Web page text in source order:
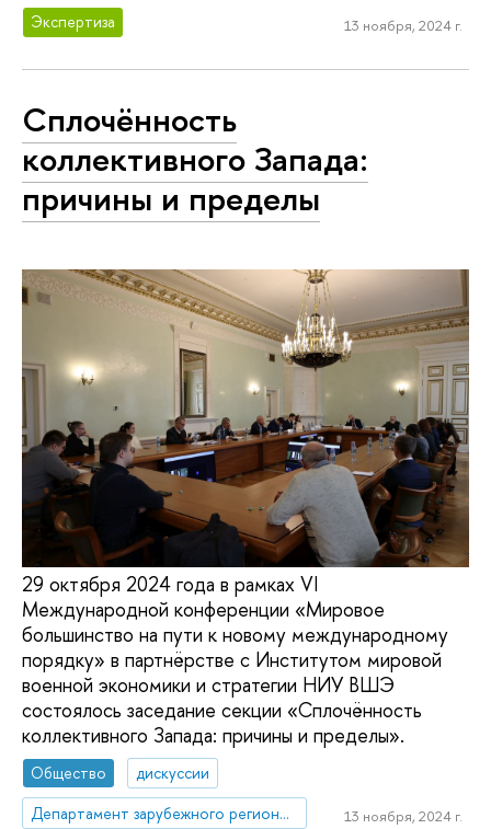
Экспертиза 13 ноября, 2024 г.
Сплочённость
коллективного Запада:
причины и пределы
29 октября 2024 года в рамках VI
Международной конференции «Мировое
большинство на пути к новому международному
порядку» в партнёрстве с Институтом мировой
военной экономики и стратегии НИУ ВШЭ
состоялось заседание секции «Сплочённость
коллективного Запада: причины и пределы».
Общество
дискуссии
Департамент зарубежного регионоведения
13 ноября, 2024 г.